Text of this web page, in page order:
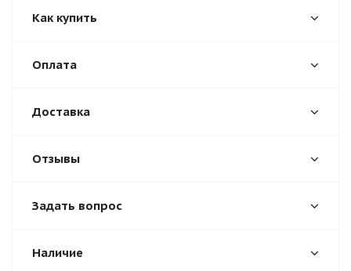
Как купить
Оплата
Доставка
Отзывы
Задать вопрос
Наличие